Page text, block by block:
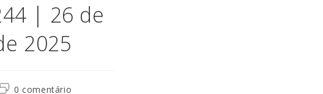
| 26 de
2025
0 comentário